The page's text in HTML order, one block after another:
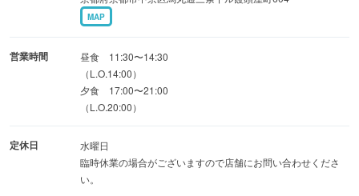
MAP
営業時間
昼食 11:30〜14:30
（L.O.14:00）
夕食 17:00〜21:00
（L.O.20:00）
定休日
水曜日
臨時休業の場合がございますので店舗にお問い合わせくださ
い。